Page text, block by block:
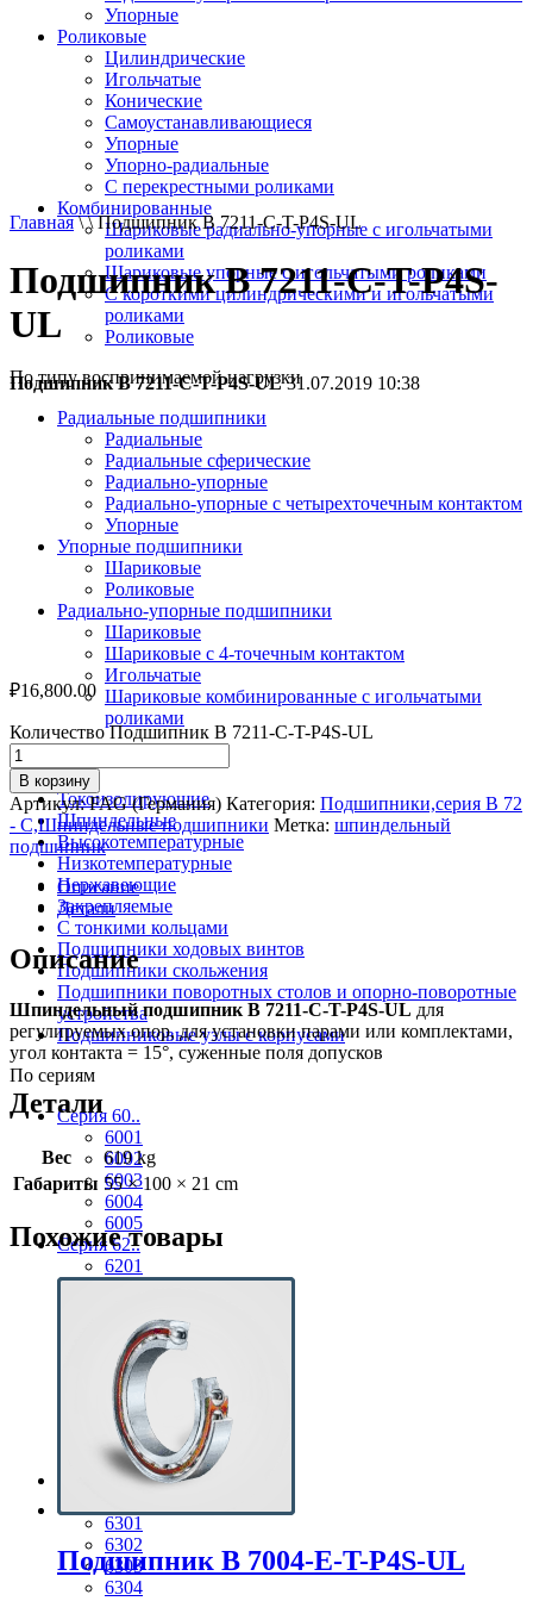
Упорные
Роликовые
Цилиндрические
Игольчатые
Конические
Самоустанавливающиеся
Упорные
Упорно-радиальные
C перекрестными роликами
Комбинированные
Шариковые радиально-упорные с игольчатыми
роликами
Шариковые упорные с игольчатыми роликами
С короткими цилиндрическими и игольчатыми
роликами
Роликовые
По типу воспринимаемой нагрузки
Радиальные подшипники
Радиальные
Радиальные сферические
Радиально-упорные
Радиально-упорные с четырехточечным контактом
Упорные
Упорные подшипники
Шариковые
Роликовые
Радиально-упорные подшипники
Шариковые
Шариковые с 4-точечным контактом
Игольчатые
Шариковые комбинированные с игольчатыми
роликами
По назначению
Токоизолирующие
Шпиндельные
Высокотемпературные
Низкотемпературные
Нержавеющие
Закрепляемые
С тонкими кольцами
Подшипники ходовых винтов
Подшипники скольжения
Подшипники поворотных столов и опорно-поворотные
устройства
Подшипниковые узлы с корпусами
По сериям
Серия 60..
6001
6002
6003
6004
6005
Серия 62..
6201
6202
6204
6205
6206
6207
6208
6209
6210
Серия 63..
6301
6302
6303
6304
Главная\ \ Подшипник B 7211-С-T-P4S-UL
Подшипник B 7211-С-T-P4S-
UL
Подшипник B 7211-С-T-P4S-UL31.07.2019 10:38
₽16,800.00
Количество Подшипник B 7211-С-T-P4S-UL
В корзину
Артикул:FAG (Германия) Категория: Подшипники,серия В 72
- С,Шпиндельные подшипники Метка: шпиндельный
подшипник
Описание
Детали
Описание
Шпиндельный подшипник B 7211-С-T-P4S-UL для
регулируемых опор, для установки парами или комплектами,
угол контакта = 15°, суженные поля допусков
Детали
Вес
619 kg
Габариты 55 × 100 × 21 cm
Похожие товары
Подшипник B 7004-E-T-P4S-UL